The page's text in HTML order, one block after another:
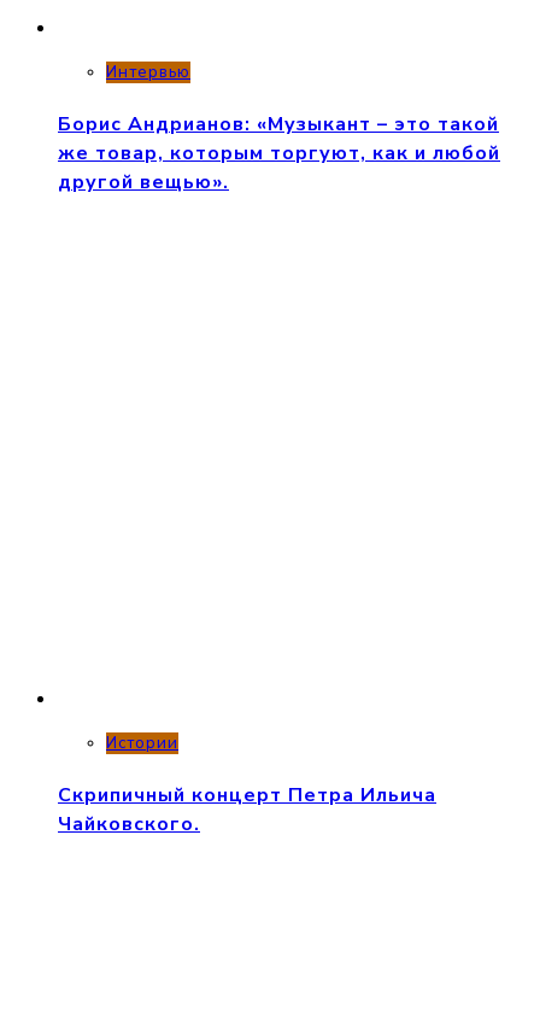
Интервью
Борис Андрианов: «Музыкант – это такой
же товар, которым торгуют, как и любой
другой вещью».
Истории
Скрипичный концерт Петра Ильича
Чайковского.